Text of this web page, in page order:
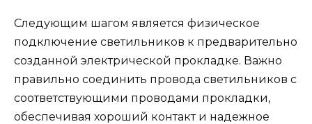
Следующим шагом является физическое
подключение светильников к предварительно
созданной электрической прокладке. Важно
правильно соединить провода светильников с
соответствующими проводами прокладки,
обеспечивая хороший контакт и надежное